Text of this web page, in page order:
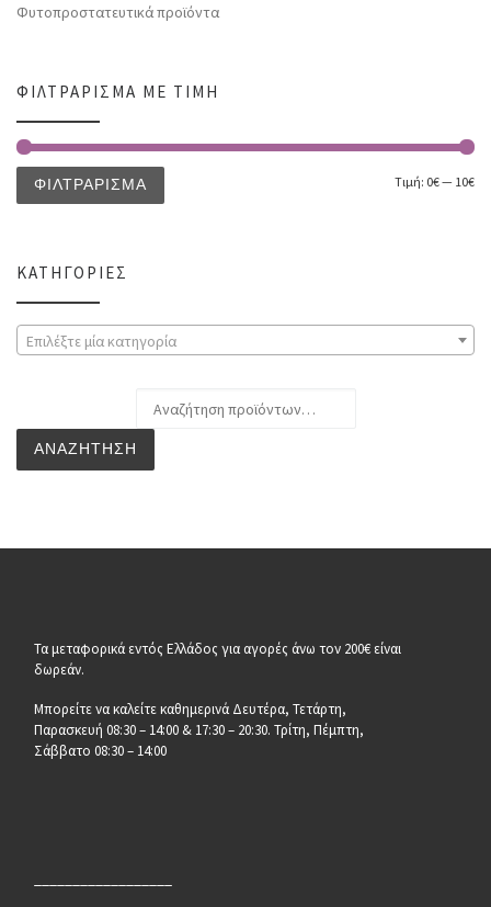
Φυτοπροστατευτικά προϊόντα
ΦΙΛΤΡΆΡΙΣΜΑ ΜΕ ΤΙΜΉ
ΦΙΛΤΡΆΡΙΣΜΑ Τιμή: 0€— 10€
ΚΑΤΗΓΟΡΊΕΣ
Επιλέξτε μία κατηγορία
ΑΝΑΖΉΤΗΣΗ
Τα μεταφορικά εντός Ελλάδος για αγορές άνω τον 200€ είναι
δωρεάν.
Μπορείτε να καλείτε καθημερινά Δευτέρα, Τετάρτη,
Παρασκευή 08:30 – 14:00 & 17:30 – 20:30. Τρίτη, Πέμπτη,
Σάββατο 08:30 – 14:00